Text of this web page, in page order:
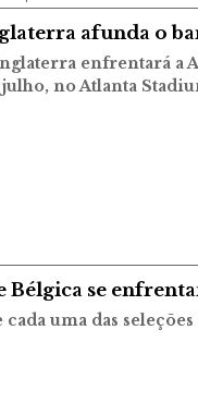
afunda o
enfrentará a
julho, no Atlanta
Bélgica se
uma das seleções